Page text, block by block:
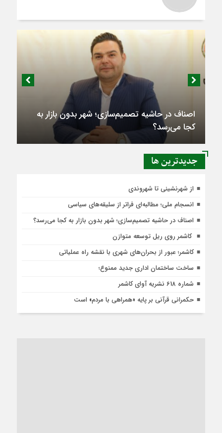
اصناف در حاشیه تصمیم‌سازی؛ شهر بدون بازار به
کجا می‌رسد؟
جديدترين ها
از شهرنشینی تا شهروندی
انسجام ملی؛ مطالبه‌ای فراتر از سلیقه‌های سیاسی
اصناف در حاشیه تصمیم‌سازی؛ شهر بدون بازار به کجا می‌رسد؟
کاشمر روی ریل توسعه متوازن
کاشمر؛ عبور از بحران‌های شهری با نقشه راه عملیاتی
ساخت ساختمان اداری جدید ممنوع؛
شماره 618 نشریه آوای کاشمر
حکمرانی قرآنی بر پایه «همراهی با مردم» است